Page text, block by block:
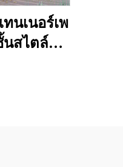
นเนอร์เพ
นสไตล์